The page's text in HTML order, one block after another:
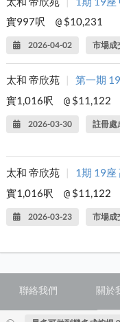
實997呎
@ $10,231
2026-04-02 市場成
太和 帝欣苑
第一期
實1,016呎
@ $11,122
2026-03-30 註冊處
太和 帝欣苑
1期 19座
實1,016呎
@ $11,122
2026-03-23 市場成
聯絡我們 關於